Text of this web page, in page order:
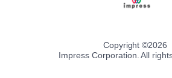
Copyright ©2026
Impress Corporation. All